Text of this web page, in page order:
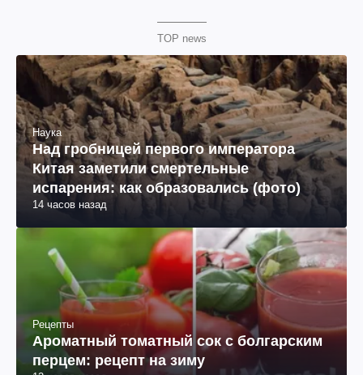
TOP news
Наука
Над гробницей первого императора
Китая заметили смертельные
испарения: как образовались (фото)
14 часов назад
Рецепты
Ароматный томатный сок с болгарским
перцем: рецепт на зиму